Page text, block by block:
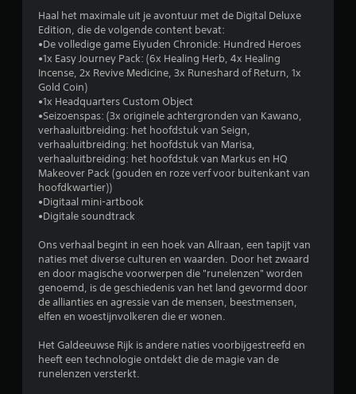
i
n
g
5
s
t
e
Haal het maximale uit je avontuur met de Digital Deluxe
Edition, die de volgende content bevat:
•De volledige game Eiyuden Chronicle: Hundred Heroes
•1x Easy Journey Pack: (6x Healing Herb, 4x Healing
Incense, 2x Revive Medicine, 3x Runeshard of Return, 1x
Gold Coin)
•1x Headquarters Custom Object
•Seizoenspas: (3x originele achtergronden van Kawano,
verhaaluitbreiding: het hoofdstuk van Seign,
verhaaluitbreiding: het hoofdstuk van Marisa,
verhaaluitbreiding: het hoofdstuk van Markus en HQ
Makeover Pack (gouden en roze verf voor buitenkant van
hoofdkwartier))
•Digitaal mini-artbook
•Digitale soundtrack
Ons verhaal begint in een hoek van Allraan, een tapijt van
naties met diverse culturen en waarden. Door het zwaard
en door magische voorwerpen die "runelenzen" worden
genoemd, is de geschiedenis van het land gevormd door
de allianties en agressie van de mensen, beestmensen,
elfen en woestijnvolkeren die er wonen.
Het Galdeeuwse Rijk is andere naties voorbijgestreefd en
heeft een technologie ontdekt die de magie van de
runelenzen versterkt.